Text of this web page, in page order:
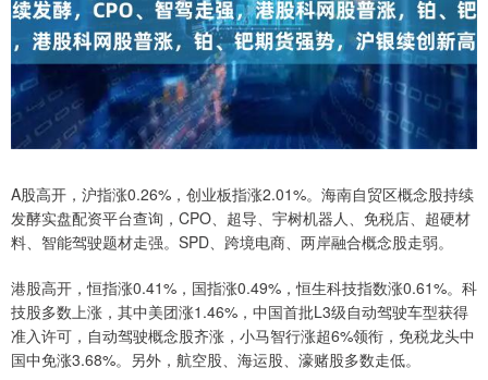
A股高开，沪指涨0.26%，创业板指涨2.01%。海南自贸区概念股持续
发酵实盘配资平台查询，CPO、超导、宇树机器人、免税店、超硬材
料、智能驾驶题材走强。SPD、跨境电商、两岸融合概念股走弱。
港股高开，恒指涨0.41%，国指涨0.49%，恒生科技指数涨0.61%。科
技股多数上涨，其中美团涨1.46%，中国首批L3级自动驾驶车型获得
准入许可，自动驾驶概念股齐涨，小马智行涨超6%领衔，免税龙头中
国中免涨3.68%。另外，航空股、海运股、濠赌股多数走低。